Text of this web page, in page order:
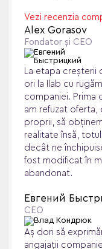
Vezi recenzia
Alex Gorasov
Fondator și CEO
La etapa creșterii
ori la Ilab cu
companiei. Prima oară, am decis să economisim și
am refuzat oferta,
proprii, să
realitate însă,
decât ne
fost modificat în
abandonat.
Евгений
CEO
Aș dori să
angajații